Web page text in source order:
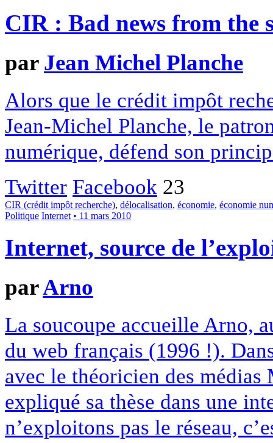
CIR : Bad news from the
par Jean Michel Planche
Alors que le crédit impôt
Jean-Michel Planche, le
numérique, défend son
Twitter Facebook 23
CIR (crédit impôt recherche), délocalisation, économie, économie
Politique Internet • 11 mars 2010
Internet, source de
parArno
La soucoupe accueille Arno,
du web français (1996 !).
avec le théoricien des
expliqué sa thèse dans une
n’exploitons pas le réseau,